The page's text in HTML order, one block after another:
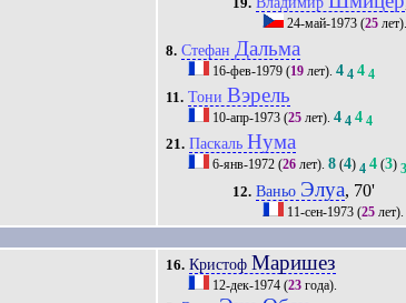
19.
24-май-1973(25лет).
8. Стефан Дальма
16-фев-1979 (19 лет).4 4 4 4
11. Тони Вэрель
10-апр-1973 (25 лет).4 4 4 4
21. ПаскальНума
6-янв-1972 (26 лет).8 (4) 4 4 (3) 3
12. Ваньо Элуа, 70'
11-сен-1973(25лет).
16. Кристоф Маришез
12-дек-1974 (23 года).